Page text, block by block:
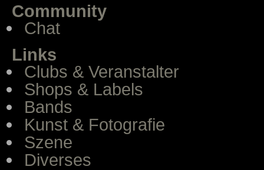
Community
Chat
Links
Clubs & Veranstalter
Shops & Labels
Bands
Kunst & Fotografie
Szene
Diverses